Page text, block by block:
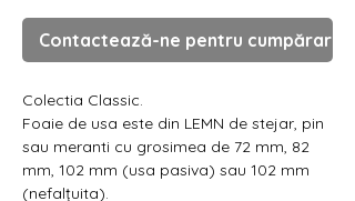
Contactează-ne pentru cumpărare
Colectia Classic.
Foaie de usa este din LEMN de stejar, pin
sau meranti cu grosimea de 72 mm, 82
mm, 102 mm (usa pasiva) sau 102 mm
(nefalțuita).